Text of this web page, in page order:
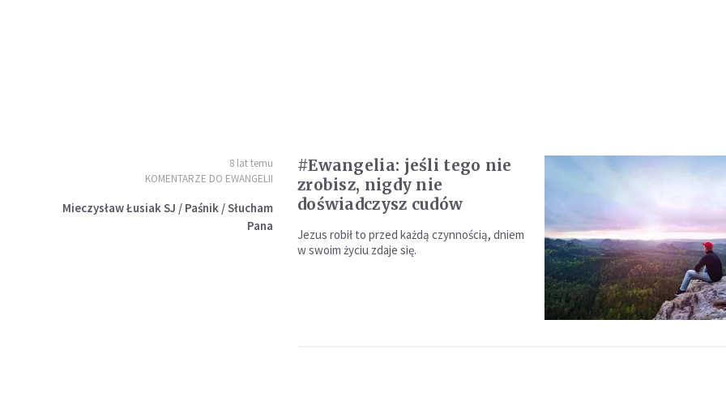
8 lat temu
KOMENTARZE DO EWANGELII
Mieczysław Łusiak SJ / Paśnik / Słucham
Pana
#Ewangelia: jeśli tego nie
zrobisz, nigdy nie
doświadczysz cudów
Jezus robił to przed każdą czynnością, dniem
w swoim życiu zdaje się.